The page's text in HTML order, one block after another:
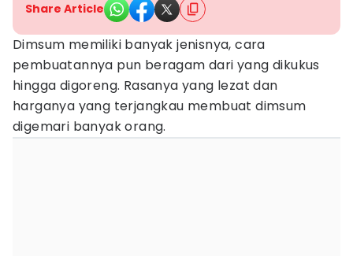
Share Article
Dimsum memiliki banyak jenisnya, cara
pembuatannya pun beragam dari yang dikukus
hingga digoreng. Rasanya yang lezat dan
harganya yang terjangkau membuat dimsum
digemari banyak orang.